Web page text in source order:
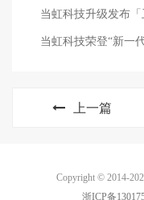
当虹科技荣登“新一
上一篇
Copyright © 2014-
浙ICP备